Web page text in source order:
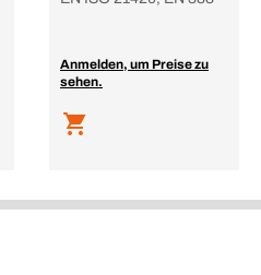
Anmelden, um Preise zu
sehen.